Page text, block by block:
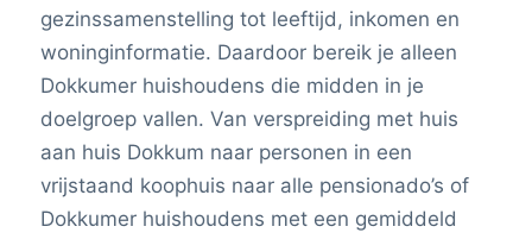
gezinssamenstelling tot leeftijd, inkomen en
woninginformatie. Daardoor bereik je alleen
Dokkumer huishoudens die midden in je
doelgroep vallen. Van verspreiding met huis
aan huis Dokkum naar personen in een
vrijstaand koophuis naar alle pensionado’s of
Dokkumer huishoudens met een gemiddeld